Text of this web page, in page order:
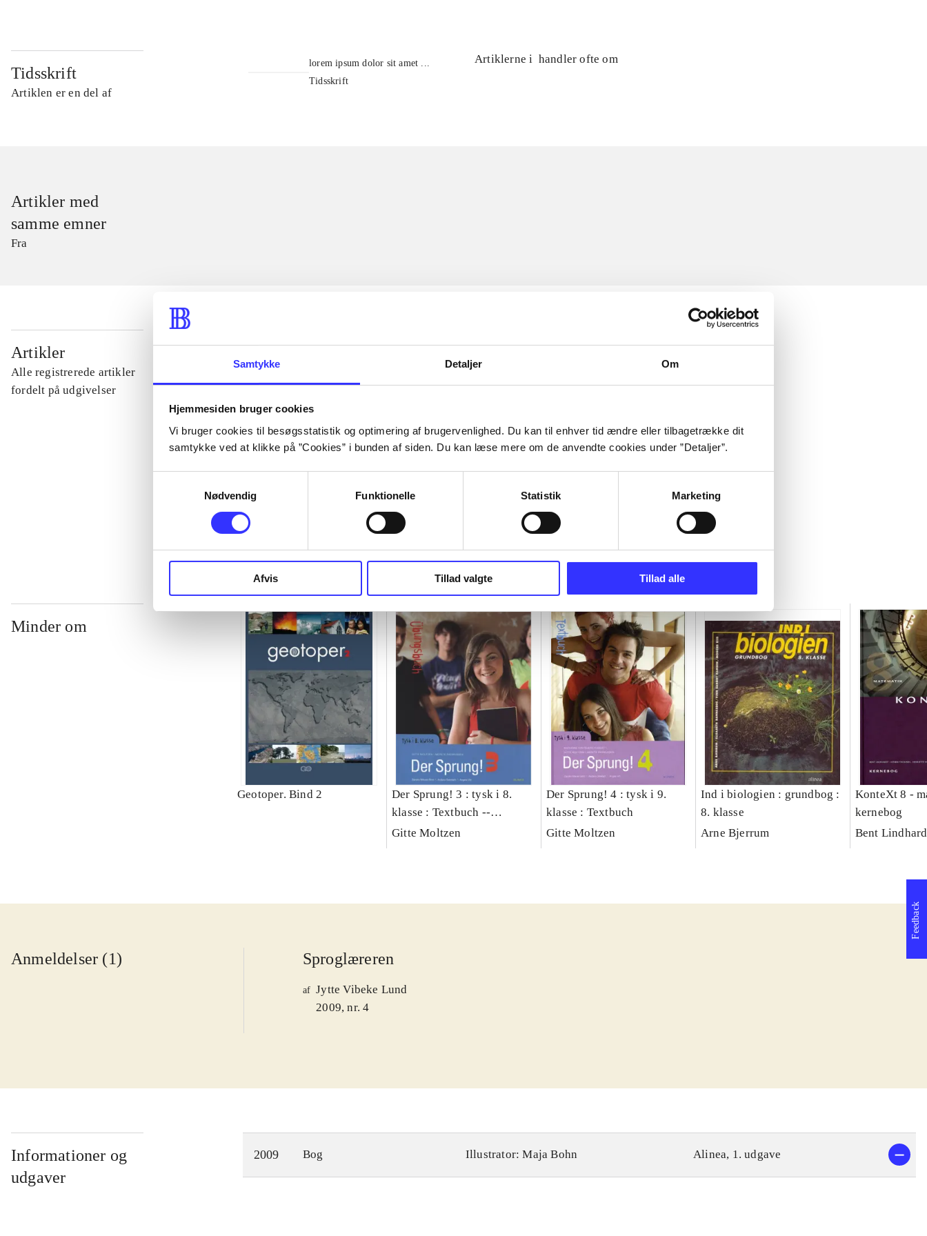
Samtykke Detaljer Om
Hjemmesiden bruger cookies
Vi bruger cookies til besøgsstatistik og optimering af brugervenlighed. Du kan til enhver tid ændre eller tilbagetrække dit
samtykke ved at klikke på ”Cookies” i bunden af siden. Du kan læse mere om de anvendte cookies under ”Detaljer”.
Nødvendig
Funktionelle Statistik Marketing
Afvis Tillad valgte Tillad alle
Tidsskrift
Artiklen er en del af
lorem ipsum dolor sit amet ...
Tidsskrift
Artiklerne i handler ofte om
Artikler med
samme emner
Fra
Artikler
Alle registrerede artikler
fordelt på udgivelser
...
...
...
...
Minder om
Geotoper. Bind 2
Der Sprung! 3 : tysk i 8.
klasse : Textbuch --
Übungsbuch
Gitte Moltzen
Der Sprung! 4 : tysk i 9.
klasse : Textbuch
Gitte Moltzen
Ind i biologien : grundbog :
8. klasse
Arne Bjerrum
KonteXt 8 -
kernebog
Bent
Anmeldelser (1) Sproglæreren
af Jytte Vibeke Lund
2009, nr. 4
Informationer og
udgaver
2009 Bog Illustrator: Maja Bohn Alinea, 1. udgave
Feedback